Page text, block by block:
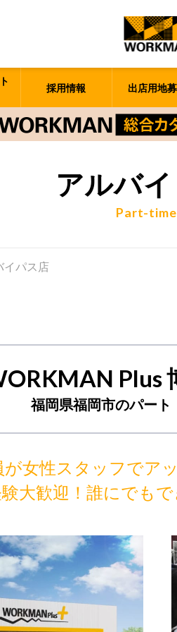
採用情報 出店用地
アルバ
Part-
イパス店
Plus
福岡県福岡市のパート
が女性スタッフでア
大歓迎！誰にでも